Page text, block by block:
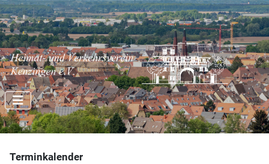
Terminkalender